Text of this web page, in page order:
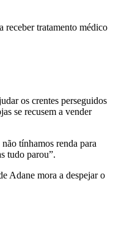
receber tratamento médico
os crentes perseguidos
se recusem a vender
tínhamos renda para
tudo parou”.
Adane mora a despejar o